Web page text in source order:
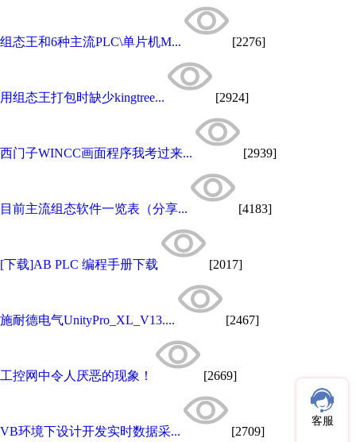
组态王和6种主流PLC\单片机M... [2276]
用组态王打包时缺少kingtree... [2924]
西门子WINCC画面程序我考过来... [2939]
目前主流组态软件一览表（分享... [4183]
[下载]AB PLC 编程手册下载 [2017]
施耐德电气UnityPro_XL_V13.... [2467]
工控网中令人厌恶的现象！ [2669]
VB环境下设计开发实时数据采... [2709]
客服